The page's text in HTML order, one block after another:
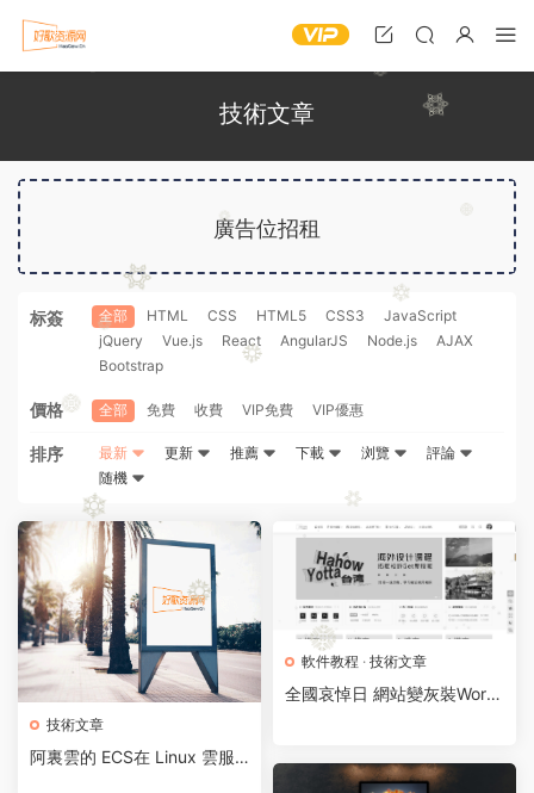
技術文章
廣告位招租
标簽 全部 HTML CSS HTML5 CSS3
JavaScript
jQuery
Vue.js React AngularJS Node.js
AJAX
Bootstrap
價格 全部 免費 收費 VIP免費 VIP優惠
排序 最新 更新 推薦 下載 浏覽
評論
随機
技術文章
阿裏雲的 ECS在 Linux 雲服
軟件教程 · 技術文章
全國哀悼日 網站變灰裝Word